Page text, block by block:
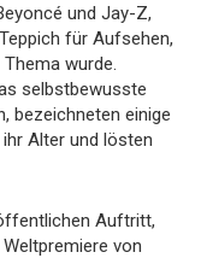
und Jay-Z,
für Aufsehen,
wurde.
selbstbewusste
bezeichneten einige
ihr Alter und lösten
Auftritt,
von